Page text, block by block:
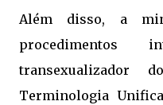
Além disso, a
procedimentos
transexualizador
Terminologia